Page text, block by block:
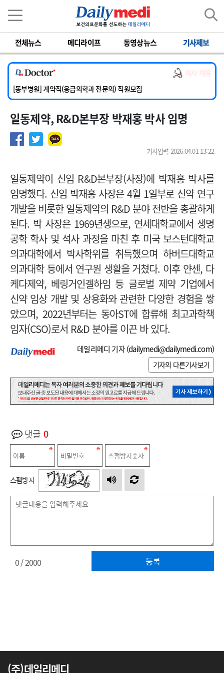
전체뉴스 메디라이프 동영상뉴스 기사제보
의사 채용
[서울아산병원] 2026년 하반기 인턴 모집
[영남대학교의료원] 마취통증의학과 임기제 임상의사 채용
[충남대학교병원] 소아청소년과(소아응급전담) 계약직 의사 공개채용
[동부병원] 계약직(응급의학과 전문의) 직원모집
[이대목동병원] 하반기 전공의(레지던트1년차) 모집
[서울아산병원] 2026년 하반기 인턴 모집
[영남대학교의료원] 마취통증의학과 임기제 임상의사 채용
일동제약, R&D본부장 박재홍 박사 임명
기사입력 2026.04.01 13:22
일동제약이 신임 R&D본부장(사장)에 박재홍 박사를
임명했다. 신임 박재홍 사장은 4월 1일부로 신약 연구
개발을 비롯한 일동제약의 R&D 분야 전반을 총괄하게
된다. 박 사장은 1969년생으로, 연세대학교에서 생명
공학 학사 및 석사 과정을 마친 후 미국 보스턴대학교
의과대학에서 박사학위를 취득했으며 하버드대학교
의과대학 등에서 연구원 생활을 거쳤다. 이후 얀센, 다
케다제약, 베링거인겔하임 등 글로벌 제약 기업에서
신약 임상 개발 및 상용화와 관련한 다양한 경험을 쌓
았으며, 2022년부터는 동아ST에 합류해 최고과학책
임자(CSO)로서 R&D 분야를 이끈 바 있다.
데일리메디 기자 (dailymedi@dailymedi.com)
기자의 다른기사보기
댓글 0
스팸방지
등록
0/ 2000
(주)데일리메디